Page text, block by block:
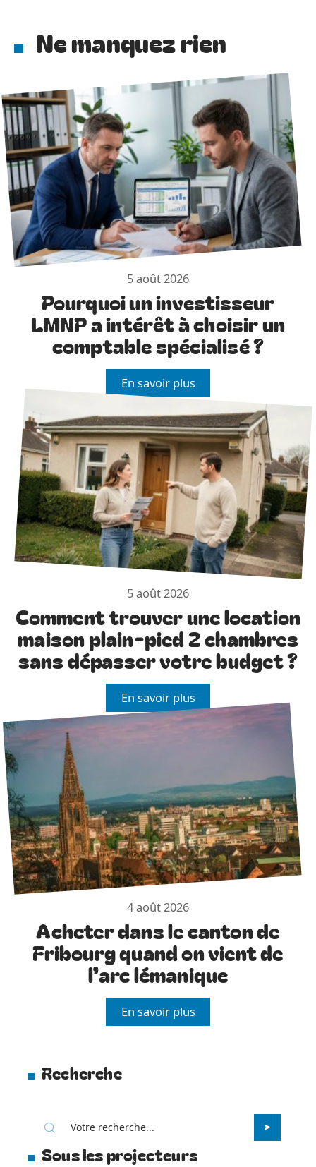
Ne manquez rien
5 août 2026
Pourquoi un investisseur
LMNP a intérêt à choisir un
comptable spécialisé ?
En savoir plus
5 août 2026
Comment trouver une location
maison plain-pied 2 chambres
sans dépasser votre budget ?
En savoir plus
4 août 2026
Acheter dans le canton de
Fribourg quand on vient de
l’arc lémanique
En savoir plus
Recherche
Sous les projecteurs